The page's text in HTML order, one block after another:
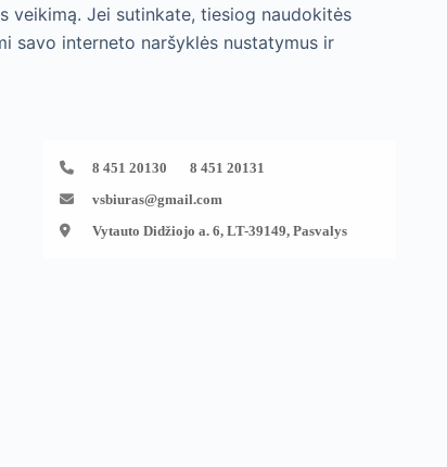
veikimą. Jei sutinkate, tiesiog naudokitės
savo interneto naršyklės nustatymus ir
8 451 20130 8 451 20131
vsbiuras@gmail.com
Vytauto Didžiojo a. 6, LT-39149, Pasvalys